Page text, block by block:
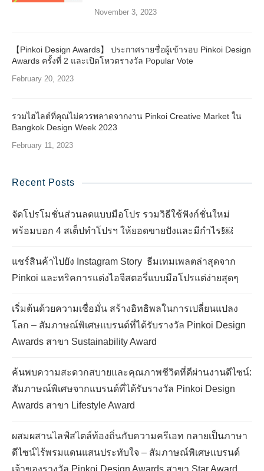
November 3, 2023
【Pinkoi Design Awards】 ประกาศรายชื่อผู้เข้ารอบ Pinkoi Design
Awards ครั้งที่ 2 และเปิดโหวตรางวัล Popular Vote
February 20, 2023
รวมไฮไลต์ที่คุณไม่ควรพลาดจากงาน Pinkoi Creative Market ใน
Bangkok Design Week 2023
February 11, 2023
Recent Posts
จัดโปรโมชั่นส่วนลดแบบมือโปร รวมวิธีใช้ฟังก์ชั่นใหม่
พร้อมบอก 4 สเต็ปทำโปรฯ ให้ยอดขายปังและมีกำไร!￼
แชร์สินค้าไปยัง Instagram Story ธีมเทมเพลตล่าสุดจาก
Pinkoi และทริคการแต่งไอจีสตอรี่แบบมือโปรแต่ง่ายสุดๆ
เริ่มต้นด้วยความเชื่อมั่น สร้างอิทธิพลในการเปลี่ยนแปลง
โลก – สัมภาษณ์พิเศษแบรนด์ที่ได้รับรางวัล Pinkoi Design
Awards สาขา Sustainability Award
ค้นพบความสะดวกสบายและคุณภาพชีวิตที่ดีผ่านงานดีไซน์:
สัมภาษณ์พิเศษจากแบรนด์ที่ได้รับรางวัล Pinkoi Design
Awards สาขา Lifestyle Award
ผสมผสานไลฟ์สไตล์ท้องถิ่นกับความครีเอท กลายเป็นภาษา
ดีไซน์ไร้พรมแดนแสนประทับใจ – สัมภาษณ์พิเศษแบรนด์